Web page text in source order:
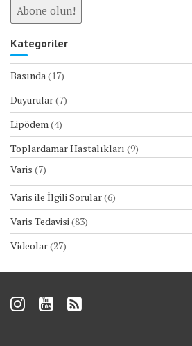
Kategoriler
Basında(17)
Duyurular(7)
Lipödem(4)
Toplardamar Hastalıkları (9)
Varis (7)
Varis ile İlgili Sorular(6)
Varis Tedavisi(83)
Videolar(27)